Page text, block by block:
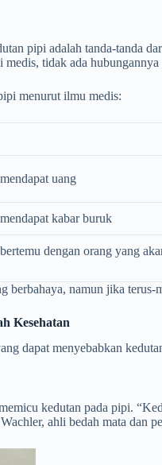
pipi adalah tanda-tanda
tidak ada
menurut ilmu medis:
uang
kabar buruk
dengan orang yang
namun jika terus-
Kesehatan
dapat menyebabkan
kedutan pada pipi.
ahli bedah mata dan